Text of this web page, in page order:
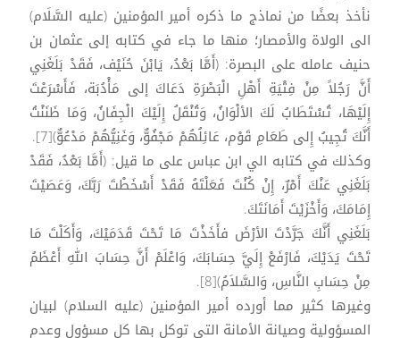
نأخذ بعضًا من نماذج ما ذكره أمير المؤمنين (عليه السَّلَام)
الى الولاة والأمصار؛ منها ما جاء في كتابه إلى عثمان بن
حنيف عامله على البصرة: (أَمَّا بَعْدُ، يَابْنَ حُنَيْف، فَقَدْ بَلَغَنِي
أَنَّ رَجُلاً مِنْ فِتْيَةِ أَهْلِ الْبَصْرَةِ دَعَاكَ إلى مَأْدُبَة، فَأَسْرَعْتَ
إِلَيْهَا، تُسْتَطَابُ لَكَ الألْوَانُ، وَتُنْقَلُ إِلَيْكَ الْجِفَانُ، وَمَا ظَنَنْتُ
أَنَّكَ تُجِيبُ إِلى طَعَامِ قَوْم، عَائِلُهُمْ مَجْفُوٌّ، وَغَنِيُّهُمْ مَدْعُوٌّ)[7].
وكذلك في كتابه الي ابن عباس على ما قيل: (أَمَّا بَعْدُ، فَقَدْ
بَلَغَنِي عَنْكَ أَمْرٌ، إِنْ كُنْتَ فَعَلْتَهُ فَقَدْ أَسْخَطْتَ رَبَّكَ، وَعَصَيْتَ
إِمَامَكَ، وَأَخْزَيْتَ أَمَانَتَكَ.
بَلَغَنِي أَنَّكَ جَرَّدْتَ الأرْضَ فأَخَذْتَ مَا تَحْتَ قَدَمَيْكَ، وَأَكَلْتَ مَا
تَحْتَ يَدَيْكَ، فَارْفَعْ إِلَيَّ حِسَابَكَ، وَاعْلَمْ أَنَّ حِسَابَ اللهِ أَعْظَمُ
مِنْ حِسَابِ النَّاسِ، وَالسَّلاَمُ)[8].
وغيرها كثير مما أورده أمير المؤمنين (عليه السلام) لبيان
المسؤولية وصيانة الأمانة التي توكل بها كل مسؤول وعدم